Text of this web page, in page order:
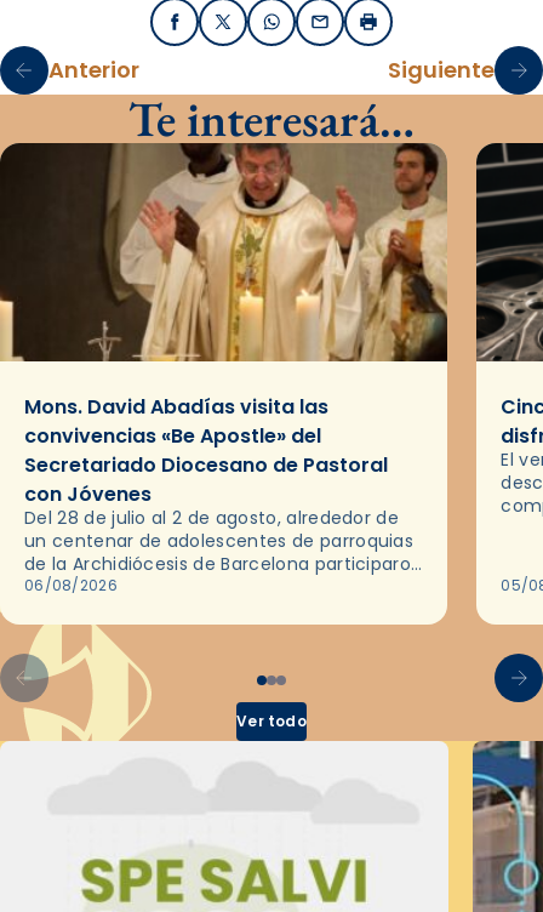
FacebookX / TwitterWhatsApp
EmailImprimir
Anterior Siguiente
Te interesará…
Mons. David Abadías visita las
convivencias «Be Apostle» del
Secretariado Diocesano de Pastoral
con Jóvenes
Del 28 de julio al 2 de agosto, alrededor de
un centenar de adolescentes de parroquias
de la Archidiócesis de Barcelona participaron
en las convivencias Be Apostle, organizadas
06/08/2026
El
05/
Ver todo